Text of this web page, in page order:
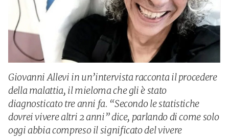
Giovanni Allevi in un’intervista racconta il procedere
della malattia, il mieloma che gli è stato
diagnosticato tre anni fa. “Secondo le statistiche
dovrei vivere altri 2 anni” dice, parlando di come solo
oggi abbia compreso il significato del vivere